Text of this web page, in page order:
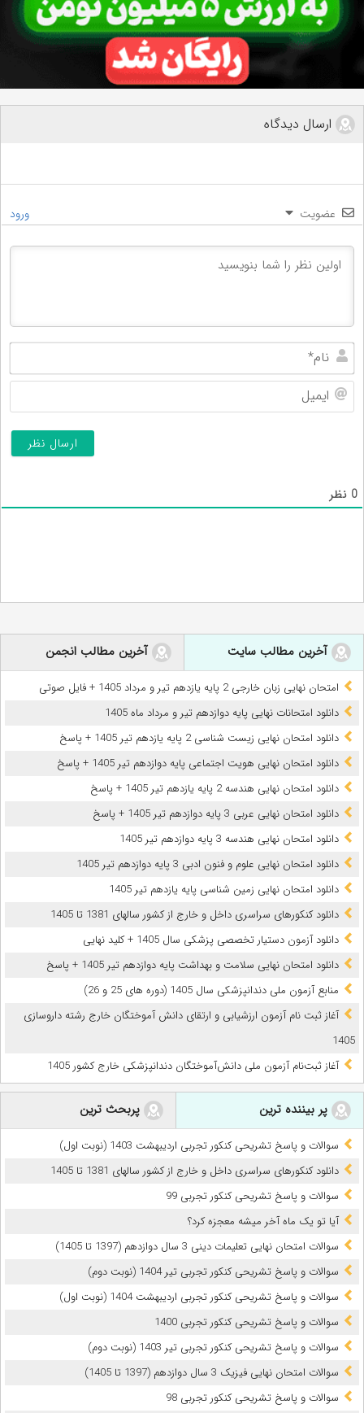
ارسال دیدگاه
عضویت ورود
0 نظر
آخرین مطالب سایت آخرین مطالب انجمن
امتحان نهایی زبان خارجی 2 پایه یازدهم تیر و مرداد 1405 + فایل صوتی
دانلود امتحانات نهایی پایه دوازدهم تیر و مرداد ماه 1405
دانلود امتحان نهایی زیست شناسی 2 پایه یازدهم تیر 1405 + پاسخ
دانلود امتحان نهایی هویت اجتماعی پایه دوازدهم تیر 1405 + پاسخ
دانلود امتحان نهایی هندسه 2 پایه یازدهم تیر 1405 + پاسخ
دانلود امتحان نهایی عربی 3 پایه دوازدهم تیر 1405 + پاسخ
دانلود امتحان نهایی هندسه 3 پایه دوازدهم تیر 1405
دانلود امتحان نهایی علوم و فنون ادبی 3 پایه دوازدهم تیر 1405
دانلود امتحان نهایی زمین شناسی پایه یازدهم تیر 1405
دانلود کنکورهای سراسری داخل و خارج از کشور سالهای 1381 تا 1405
دانلود آزمون دستیار تخصصی پزشکی سال 1405 + کلید نهایی
دانلود امتحان نهایی سلامت و بهداشت پایه دوازدهم تیر 1405 + پاسخ
ﻣﻨﺎﺑﻊ آزﻣﻮن ﻣﻠﯽ دندانپزشکی سال 1405 (دوره های 25 و 26)
آغاز ثبت نام آزمون‌ ارزشیابی و ارتقای دانش آموختگان خارج رشته داروسازی
1405
آغاز ثبت‌نام آزمون ملی دانش‌آموختگان دندانپزشکی خارج کشور 1405
پر بیننده ترین پربحث ترین
سوالات و پاسخ تشریحی کنکور تجربی اردیبهشت 1403 (نوبت اول)
دانلود کنکورهای سراسری داخل و خارج از کشور سالهای 1381 تا 1405
سوالات و پاسخ تشریحی کنکور تجربی 99
آیا تو یک ماه آخر میشه معجزه کرد؟
سوالات امتحان نهایی تعلیمات دینی 3 سال دوازدهم (1397 تا 1405)
سوالات و پاسخ تشریحی کنکور تجربی تیر 1404 (نوبت دوم)
سوالات و پاسخ تشریحی کنکور تجربی اردیبهشت 1404 (نوبت اول)
سوالات و پاسخ تشریحی کنکور تجربی 1400
سوالات و پاسخ تشریحی کنکور تجربی تیر 1403 (نوبت دوم)
سوالات امتحان نهایی فیزیک 3 سال دوازدهم (1397 تا 1405)
سوالات و پاسخ تشریحی کنکور تجربی 98